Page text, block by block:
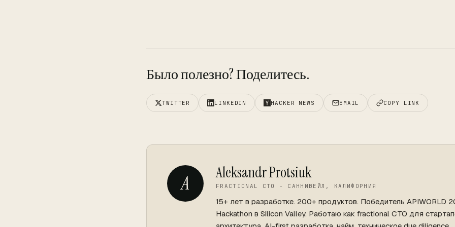
Было полезно? Поделитесь.
TWITTER LINKEDIN HACKER NEWS EMAIL COPY LINK
A Aleksandr Protsiuk
FRACTIONAL CTO - САННИВЕЙЛ, КАЛИФОРНИЯ
15+ лет в разработке. 200+ продуктов. Победитель APIWORLD
Hackathon в Silicon Valley. Работаю как fractional CTO для